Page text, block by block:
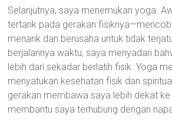
Selanjutnya, saya menemukan yoga.
tertarik pada gerakan
menarik dan berusaha untuk tidak
berjalannya waktu, saya menyadari
lebih dari sekadar berlatih fisik. Yoga
menyatukan kesehatan fisik dan
gerakan membawa saya lebih dekat
membantu saya terhubung dengan